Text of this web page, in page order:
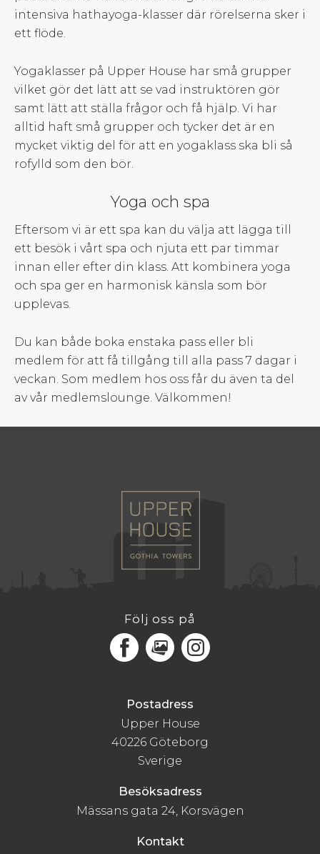
intensiva hathayoga-klasser där rörelserna sker i
ett flöde.
Yogaklasser på Upper House har små grupper
vilket gör det lätt att se vad instruktören gör
samt lätt att ställa frågor och få hjälp. Vi har
alltid haft små grupper och tycker det är en
mycket viktig del för att en yogaklass ska bli så
rofylld som den bör.
Yoga och spa
Eftersom vi är ett spa kan du välja att lägga till
ett besök i vårt spa och njuta ett par timmar
innan eller efter din klass. Att kombinera yoga
och spa ger en harmonisk känsla som bör
upplevas.
Du kan både boka enstaka pass eller bli
medlem för att få tillgång till alla pass 7 dagar i
veckan. Som medlem hos oss får du även ta del
av vår medlemslounge. Välkommen!
Följ oss på
FacebookMediaPortal
Instagram
Postadress
Upper House
40226 Göteborg
Sverige
Besöksadress
Mässans gata 24, Korsvägen
Kontakt